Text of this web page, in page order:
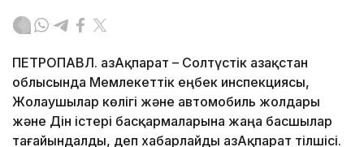
ПЕТРОПАВЛ. ҚазАқпарат – Солтүстік Қазақстан
облысында Мемлекеттік еңбек инспекциясы,
Жолаушылар көлігі және автомобиль жолдары
және Дін істері басқармаларына жаңа басшылар
тағайындалды, деп хабарлайды ҚазАқпарат тілшісі.